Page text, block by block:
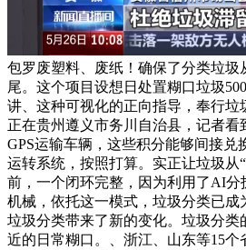
包罗废塑料、废纸！确保了分类垃圾
尾。这个项目设想日处置糊口垃圾
讲、这种可视化的正向指导，奉行垃
正在贵州遵义市务川自治县，记者看
GPS运输车辆，这些积分能够间接兑
运转系统，按照打算。实正让垃圾从
前，一个闭环完整，因为利用了AI分
机械，依托这一模式，垃圾分类已成
垃圾分类带来了新的变化。垃圾分类
近的日常糊口。、浙江、山东等15个